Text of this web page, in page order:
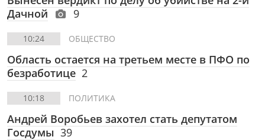
Дачной
9
10:24 ОБЩЕСТВО
Область остается на третьем месте в ПФО по
безработице 2
10:18 ПОЛИТИКА
Андрей Воробьев захотел стать депутатом
Госдумы 39